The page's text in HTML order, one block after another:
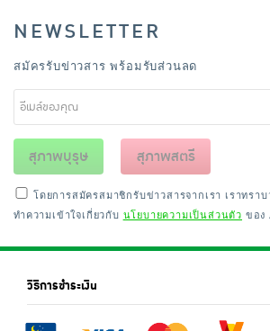
NEWSLETTER
สมัครรับข่าวสาร พร้อมรับส่วนลด
สุภาพบุรุษ สุภาพสตรี
โดยการสมัครสมาชิกรับข่าวสารจากเรา เราทรา
ทำความเข้าใจเกี่ยวกับ นโยบายความเป็นส่วนตัว ของ
วิธีการชำระเงิน